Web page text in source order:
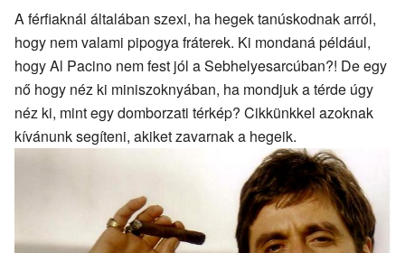
A férfiaknál általában szexi, ha hegek tanúskodnak arról,
hogy nem valami pipogya fráterek. Ki mondaná például,
hogy Al Pacino nem fest jól a Sebhelyesarcúban?! De egy
nő hogy néz ki miniszoknyában, ha mondjuk a térde úgy
néz ki, mint egy domborzati térkép? Cikkünkkel azoknak
kívánunk segíteni, akiket zavarnak a hegeik.